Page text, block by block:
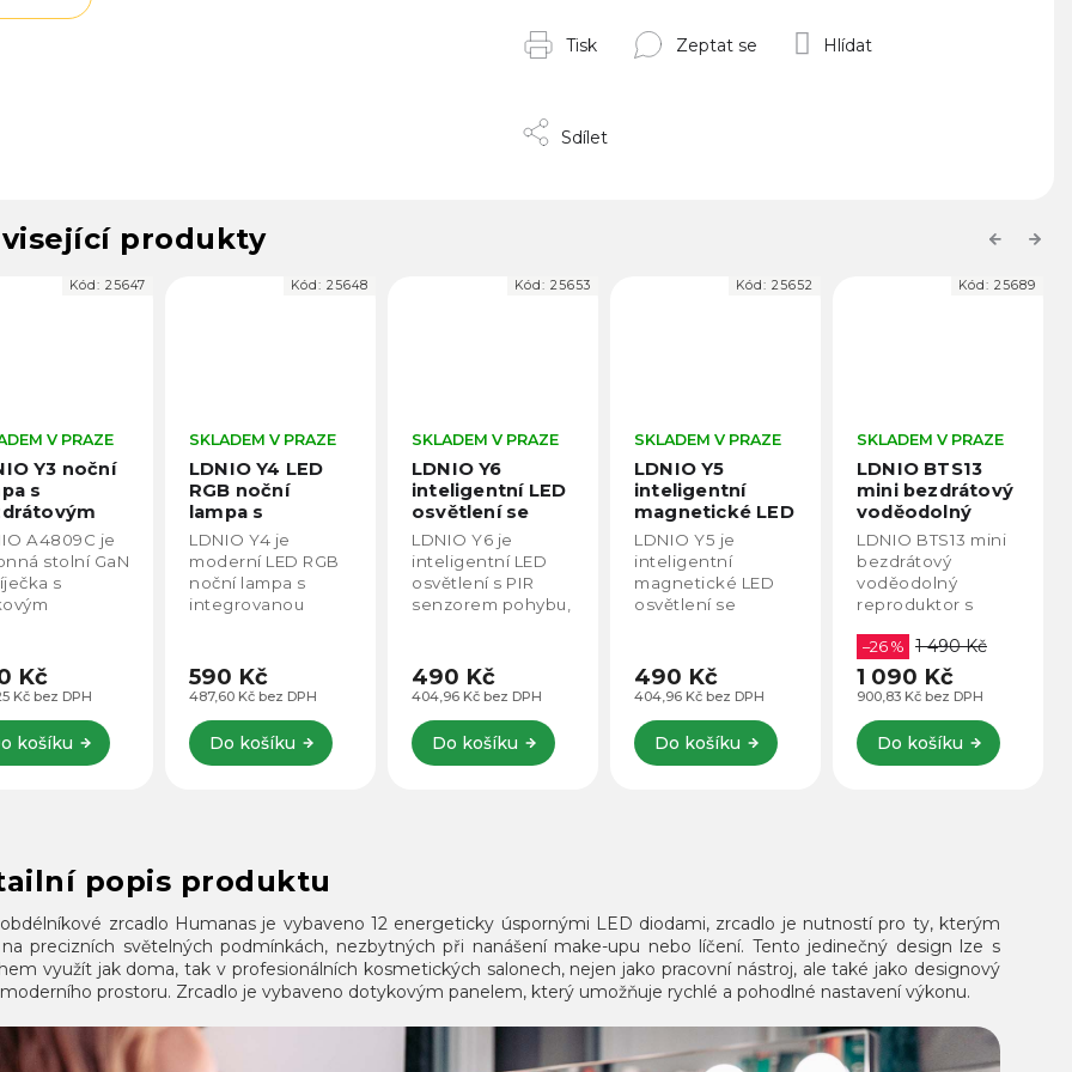
Tisk Zeptat se Hlídat
Sdílet
produkty Previous
Y4 LED
noční
s
V PRAZE
Kč bez DPH
Kč
košíku
Y4 je
LED RGB
lampa s
dlouhou
a umožňuje
kdekoliv
Kód: 25648
LDNIO Y6
inteligentní LED
osvětlení se
senzorem
pohybu
SKLADEM V PRAZE
404,96 Kč bez DPH
490 Kč
Do košíku
LDNIO Y6 je
inteligentní LED
osvětlení s PIR
senzorem pohybu,
sekundy a po 25
sekundách se
vypne. Nabízí
jemné světlo
Kód:25653
LDNIO Y5
inteligentní
magnetické LED
osvětlení se
senzorem
pohybu
SKLADEM V PRAZE
404,96 Kč bez DPH
490 Kč
Do košíku
LDNIO Y5 je
inteligentní
magnetické LED
osvětlení se
kuchyňské linky,
skříně nebo
senzor rozsvítí
světlo během 0,3
Kód: 25652
LDNIO BTS13
mini bezdrátový
voděodolný
reproduktor
SKLADEM V PRAZE
900,83 Kč bez DPH
1 090 Kč
Do košíku
LDNIO BTS13 mini
bezdrátový
voděodolný
reproduktor s
Ambientní LED
efekty reagující na
4 hodiny a baterie
2000 mAh.
Kód: 25689
LDNIO SE3 45W
stolní napájecí
adaptér - 2x EU,
1x USB-A, 2x
USB-C
SKLADEM V PRAZE
818,18 Kč bez DPH
990 Kč
Do košíku
LDNIO SE3 45W
stolní napájecí
adaptér se 2× EU
zásuvkou (2500 W),
A s rychlým
nabíjením až 45 W
(PD, PPS). GaN
víceúrovňová
ochrana a
Kód: 25655
Next
popis produktu
zrcadlo Humanas je vybaveno 12 energeticky úspornými LED diodami, zrcadlo je nutností pro ty, kterým
na precizních světelných podmínkách, nezbytných při nanášení make-upu nebo líčení. Tento jedinečný design lze s
využít jak doma, tak v profesionálních kosmetických salonech, nejen jako pracovní nástroj, ale také jako designový
prostoru. Zrcadlo je vybaveno dotykovým panelem, který umožňuje rychlé a pohodlné nastavení výkonu.